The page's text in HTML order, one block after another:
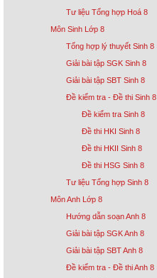
Tư liệu Tổng hợp Hoá 8
Môn Sinh Lớp 8
Tổng hợp lý thuyết Sinh 8
Giải bài tập SGK Sinh 8
Giải bài tập SBT Sinh 8
Đề kiểm tra - Đề thi Sinh 8
Đề kiểm tra Sinh 8
Đề thi HKI Sinh 8
Đề thi HKII Sinh 8
Đề thi HSG Sinh 8
Tư liệu Tổng hợp Sinh 8
Môn Anh Lớp 8
Hướng dẫn soạn Anh 8
Giải bài tập SGK Anh 8
Giải bài tập SBT Anh 8
Đề kiểm tra - Đề thi Anh 8